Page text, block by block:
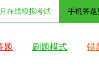
在线模拟考试 手机答题
题 刷题模式 错